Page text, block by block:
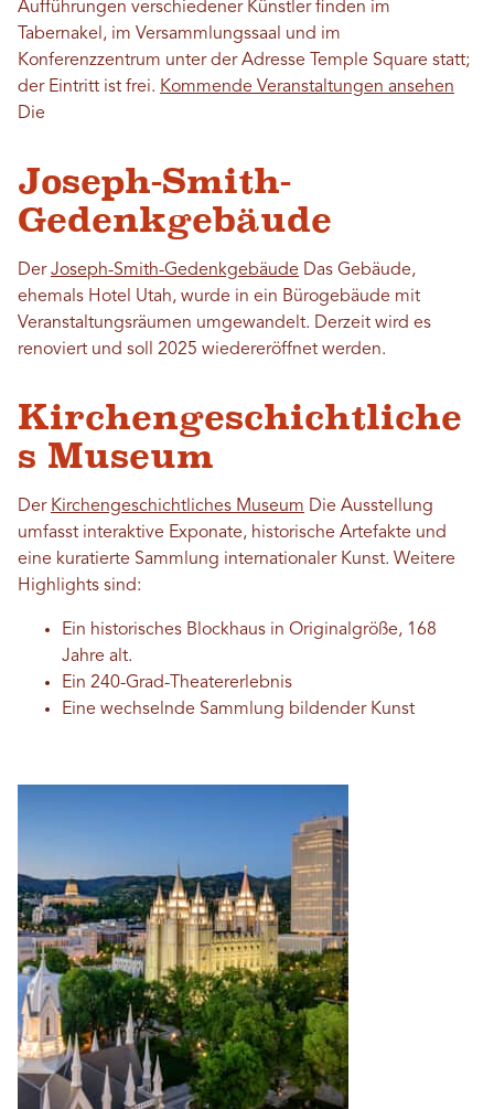
Aufführungen verschiedener Künstler finden im
Tabernakel, im Versammlungssaal und im
Konferenzzentrum unter der Adresse Temple Square statt;
der Eintritt ist frei. Kommende Veranstaltungen ansehen
Die
Joseph-Smith-
Gedenkgebäude
DerJoseph-Smith-Gedenkgebäude Das Gebäude,
ehemals Hotel Utah, wurde in ein Bürogebäude mit
Veranstaltungsräumen umgewandelt. Derzeit wird es
renoviert und soll 2025 wiedereröffnet werden.
Kirchengeschichtliche
s Museum
Der Kirchengeschichtliches Museum Die Ausstellung
umfasst interaktive Exponate, historische Artefakte und
eine kuratierte Sammlung internationaler Kunst. Weitere
Highlights sind:
Ein historisches Blockhaus in Originalgröße, 168
Jahre alt.
Ein 240-Grad-Theatererlebnis
Eine wechselnde Sammlung bildender Kunst